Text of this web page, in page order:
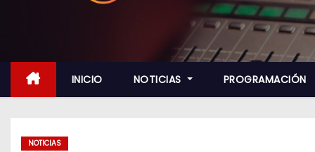
i
INICIO NOTICIAS PROGRAMACIÓN
NOTICIAS